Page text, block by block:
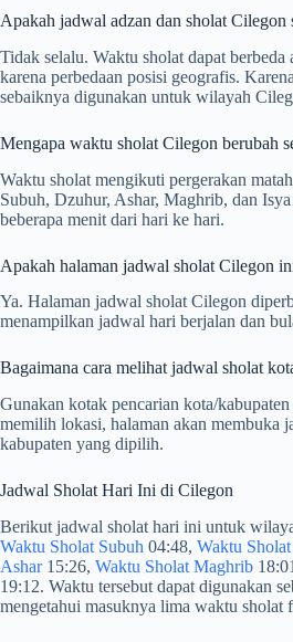
Apakah jadwal adzan dan sholat Cilegon
Tidak selalu. Waktu sholat dapat berbeda
karena perbedaan posisi geografis.
sebaiknya digunakan untuk wilayah
Mengapa waktu sholat Cilegon berubah
Waktu sholat mengikuti pergerakan
Subuh, Dzuhur, Ashar, Maghrib, dan
beberapa menit dari hari ke hari.
Apakah halaman jadwal sholat Cilegon
Ya. Halaman jadwal sholat Cilegon
menampilkan jadwal hari berjalan dan
Bagaimana cara melihat jadwal sholat
Gunakan kotak pencarian kota/
memilih lokasi, halaman akan membuka
kabupaten yang dipilih.
Jadwal Sholat Hari Ini di Cilegon
Berikut jadwal sholat hari ini untuk
Waktu Sholat Subuh 04:48, Waktu
Ashar15:26, Waktu Sholat Maghrib
19:12. Waktu tersebut dapat digunakan
mengetahui masuknya lima waktu sholat